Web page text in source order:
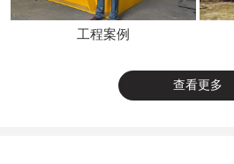
工程案例
查看更多